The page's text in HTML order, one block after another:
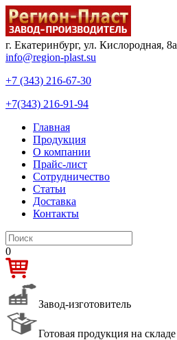
г. Екатеринбург, ул. Кислородная, 8а
info@region-plast.su
+7 (343) 216-67-30
+7(343) 216-91-94
Главная
Продукция
О компании
Прайс-лист
Сотрудничество
Статьи
Доставка
Контакты
0
Завод-изготовитель
Готовая продукция на складе